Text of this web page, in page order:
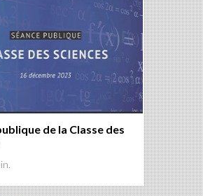
de la Classe des